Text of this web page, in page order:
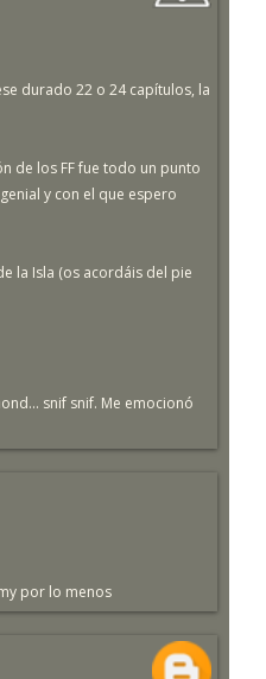
durado 22 o 24 capítulos, la
de los FF fue todo un punto
y con el que espero
la Isla (os acordáis del pie
snif snif. Me emocionó
por lo menos